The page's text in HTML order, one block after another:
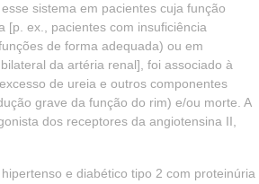
sistema em pacientes cuja função
[p. ex., pacientes com insuficiência
de forma adequada) ou em
da artéria renal], foi associado à
de ureia e outros componentes
grave da função do rim) e/ou morte. A
dos receptores da angiotensina II,
e diabético tipo 2 com proteinúria